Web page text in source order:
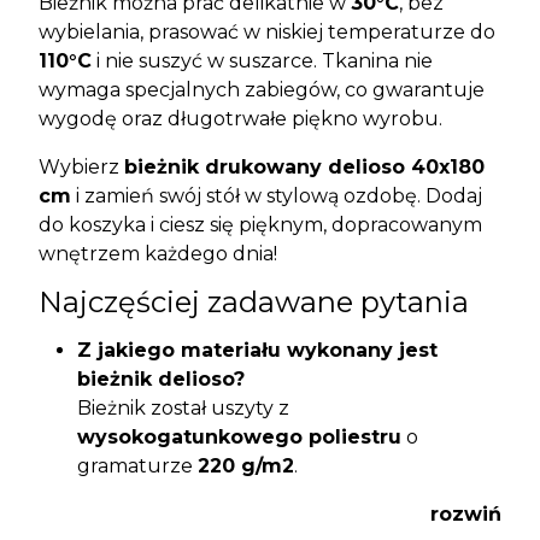
wybielania, prasować w niskiej temperaturze do
110°C i nie suszyć w suszarce. Tkanina nie
wymaga specjalnych zabiegów, co gwarantuje
wygodę oraz długotrwałe piękno wyrobu.
Wybierz bieżnik drukowany delioso 40x180
cm i zamień swój stół w stylową ozdobę. Dodaj
do koszyka i ciesz się pięknym, dopracowanym
wnętrzem każdego dnia!
Najczęściej zadawane pytania
Z jakiego materiału wykonany jest
bieżnik delioso?
Bieżnik został uszyty z
wysokogatunkowego poliestru o
gramaturze 220 g/m2.
rozwiń